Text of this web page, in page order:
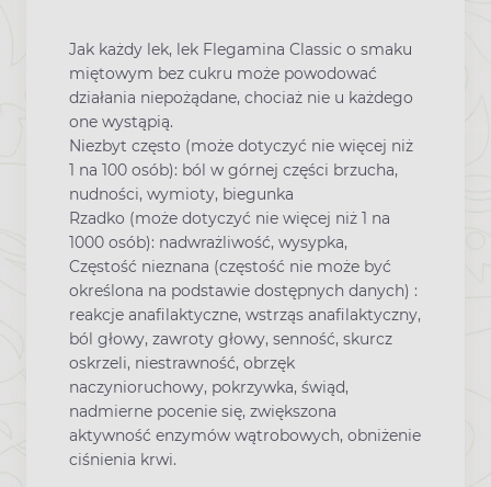
Jak każdy lek, lek Flegamina Classic o smaku
miętowym bez cukru może powodować
działania niepożądane, chociaż nie u każdego
one wystąpią.
Niezbyt często (może dotyczyć nie więcej niż
1 na 100 osób): ból w górnej części brzucha,
nudności, wymioty, biegunka
Rzadko (może dotyczyć nie więcej niż 1 na
1000 osób): nadwrażliwość, wysypka,
Częstość nieznana (częstość nie może być
określona na podstawie dostępnych danych) :
reakcje anafilaktyczne, wstrząs anafilaktyczny,
ból głowy, zawroty głowy, senność, skurcz
oskrzeli, niestrawność, obrzęk
naczynioruchowy, pokrzywka, świąd,
nadmierne pocenie się, zwiększona
aktywność enzymów wątrobowych, obniżenie
ciśnienia krwi.